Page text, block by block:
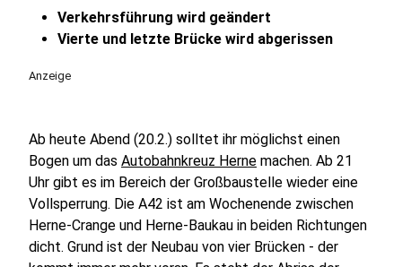
Verkehrsführung wird geändert
Vierte und letzte Brücke wird abgerissen
Anzeige
Ab heute Abend (20.2.) solltet ihr möglichst einen
Bogen um das Autobahnkreuz Herne machen. Ab 21
Uhr gibt es im Bereich der Großbaustelle wieder eine
Vollsperrung. Die A42 ist am Wochenende zwischen
Herne-Crange und Herne-Baukau in beiden Richtungen
dicht. Grund ist der Neubau von vier Brücken - der